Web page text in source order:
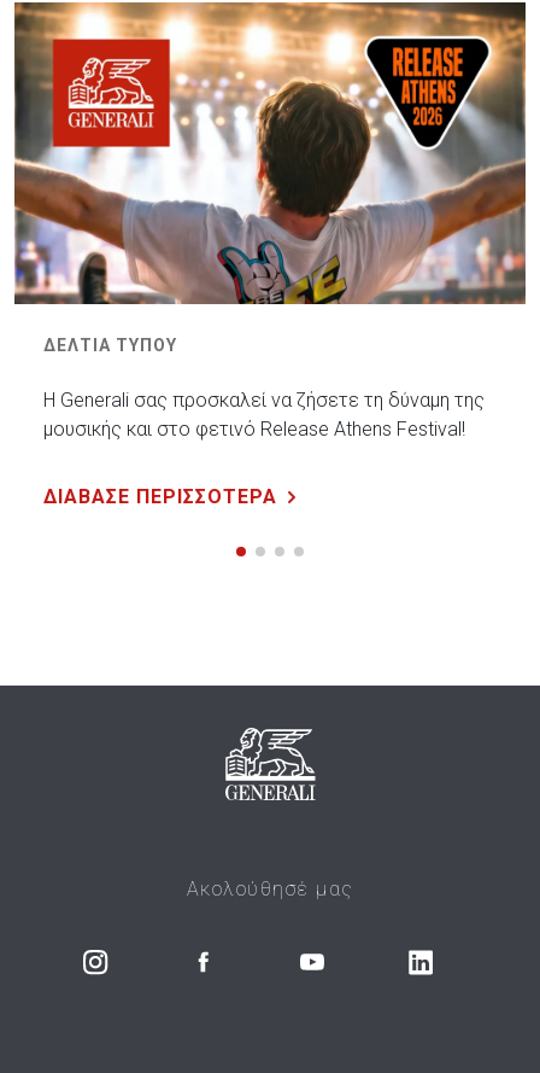
ΔΕΛΤΙΑ ΤΥΠΟΥ
Η Generali σας προσκαλεί να ζήσετε τη δύναμη της
μουσικής και στο φετινό Release Athens Festival!
ΔΙΑΒΑΣΕ ΠΕΡΙΣΣΟΤΕΡΑ
Ακολούθησέ μας